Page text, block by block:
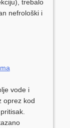
trebalo
nefrološki i
vode i
oprez kod